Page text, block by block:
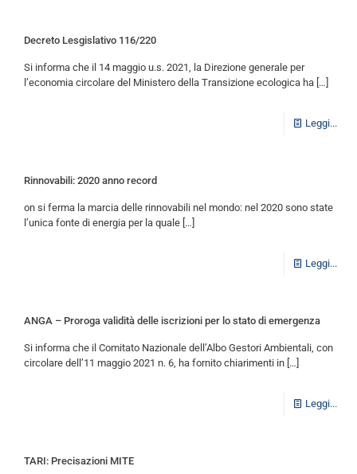
Decreto Lesgislativo 116/220
Si informa che il 14 maggio u.s. 2021, la Direzione generale per
l’economia circolare del Ministero della Transizione ecologica ha […]
Leggi...
Rinnovabili: 2020 anno record
on si ferma la marcia delle rinnovabili nel mondo: nel 2020 sono state
l’unica fonte di energia per la quale […]
Leggi...
ANGA – Proroga validità delle iscrizioni per lo stato di emergenza
Si informa che il Comitato Nazionale dell’Albo Gestori Ambientali, con
circolare dell’11 maggio 2021 n. 6, ha fornito chiarimenti in […]
Leggi...
TARI: Precisazioni MITE